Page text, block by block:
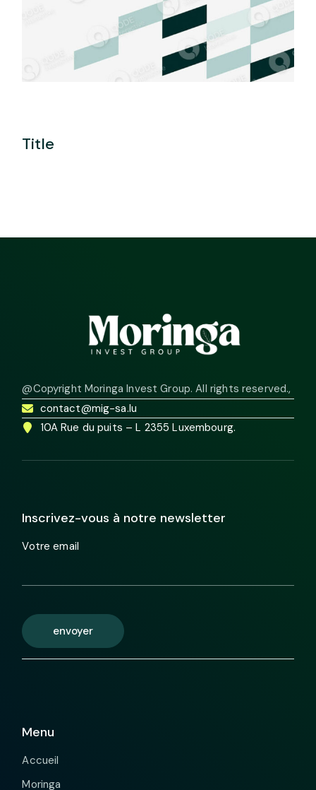
Title
@Copyright Moringa Invest Group. All rights reserved.,
contact@mig-sa.lu
10A Rue du puits – L 2355 Luxembourg.
Inscrivez-vous à notre newsletter
Votre email
envoyer
Menu
Accueil
Moringa